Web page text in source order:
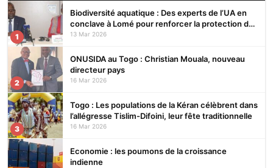
1
Biodiversité aquatique : Des experts de l’UA en
conclave à Lomé pour renforcer la protection des
écosystèmes
13 Mar 2026
2
ONUSIDA au Togo : Christian Mouala, nouveau
directeur pays
16 Mar 2026
3
Togo : Les populations de la Kéran célèbrent dans
l’allégresse Tislim-Difoini, leur fête traditionnelle
16 Mar 2026
Economie : les poumons de la croissance
indienne